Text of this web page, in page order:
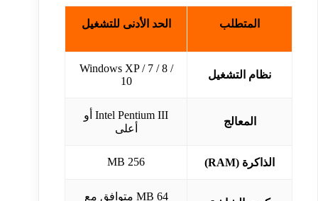
المتطلب الحد الأدنى للتشغيل
نظام التشغيل
Windows XP / 7 / 8 /
10
المعالج
Intel Pentium III أو
أعلى
الذاكرة (RAM) 256 MB
64 MB متوافق مع